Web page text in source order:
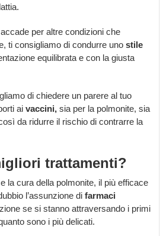
per altre condizioni che
ti consigliamo di condurre unostile
equilibrata e con la giusta
di chiedere un parere al tuo
aivaccini, sia per la polmonite, sia
da ridurre il rischio di contrarre la
trattamenti?
la cura della polmonite, il più efficace
l’assunzione difarmaci
se si stanno attraversando i primi
sono i più delicati.